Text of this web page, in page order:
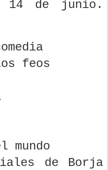
de junio.
feos
mundo
de Borja